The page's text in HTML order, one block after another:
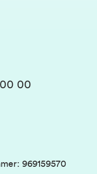
00
: 969159570